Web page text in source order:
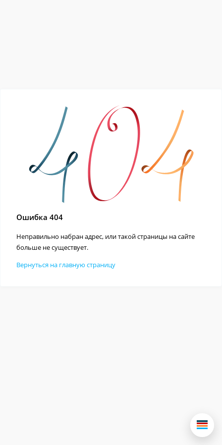
Ошибка 404
Неправильно набран адрес, или такой страницы на сайте
больше не существует.
Вернуться на главную страницу